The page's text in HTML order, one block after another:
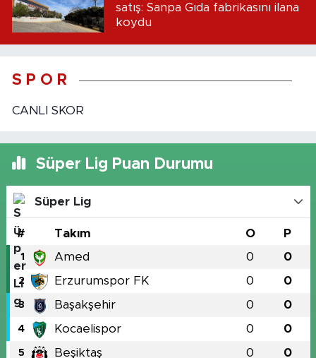
satış: Sanpa Gıda fabrikasını ilana
koydu
S P O R
CANLI SKOR
Süper Lig Puan Durumu
Süper Lig
# Takım O P
1 Amed 0 0
2 Erzurumspor FK 0 0
3 Başakşehir 0 0
4 Kocaelispor 0 0
5 Beşiktaş 0 0